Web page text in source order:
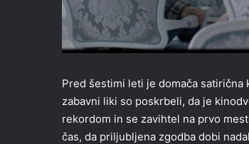
Pred šestimi leti je domača satirična
zabavni liki so poskrbeli, da je
rekordom in se zavihtel na prvo
čas, da priljubljena zgodba dobi